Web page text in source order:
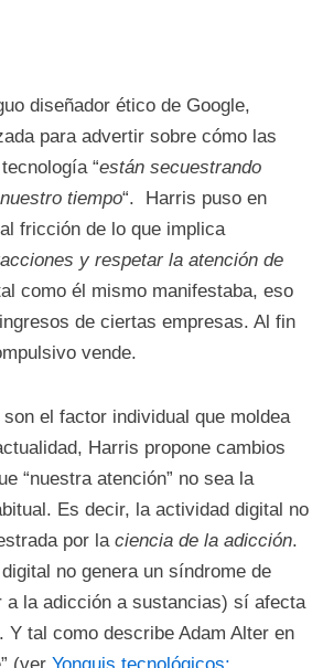
diseñador ético de Google,
para advertir sobre cómo las
“están secuestrando
tiempo“. Harris puso en
fricción de lo que implica
y respetar la atención de
como él mismo manifestaba, eso
de ciertas empresas. Al fin
vende.
el factor individual que moldea
Harris propone cambios
“nuestra atención” no sea la
Es decir, la actividad digital no
por laciencia de la adicción.
no genera un síndrome de
a la adicción a sustancias) sí afecta
Y tal como describe Adam Alter en